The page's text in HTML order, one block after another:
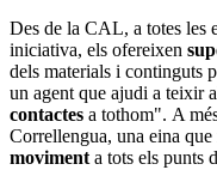
Des de la CAL, a totes les
iniciativa, els ofereixen
dels materials i continguts
un agent que ajudi a teixir
contactes a tothom". A
Correllengua, una eina que
movimenta tots els punts